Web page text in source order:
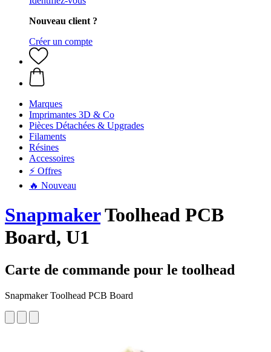
Nouveau client ?
Créer un compte
Marques
Imprimantes 3D & Co
Pièces Détachées & Upgrades
Filaments
Résines
Accessoires
⚡ Offres
🔥 Nouveau
SnapmakerToolhead PCB
Board, U1
Carte de commande pour le toolhead
Snapmaker Toolhead PCB Board